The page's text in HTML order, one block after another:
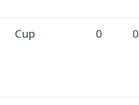
Cup 0 0